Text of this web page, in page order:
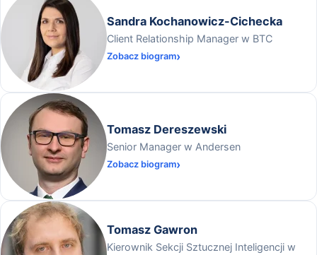
Sandra Kochanowicz-Cichecka
Client Relationship Manager w BTC
Zobacz biogram
Tomasz Dereszewski
Senior Manager w Andersen
Zobacz biogram
Tomasz Gawron
Kierownik Sekcji Sztucznej Inteligencji w